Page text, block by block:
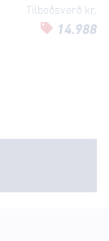
Tilboðsverð kr.
14.988